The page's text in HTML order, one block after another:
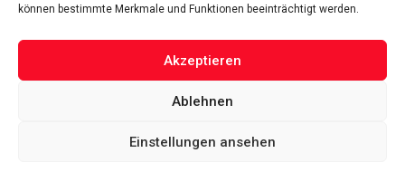
können bestimmte Merkmale und Funktionen beeinträchtigt werden.
Akzeptieren
Ablehnen
Einstellungen ansehen
Das Vermögen von Promis von A bis Z
Twitter